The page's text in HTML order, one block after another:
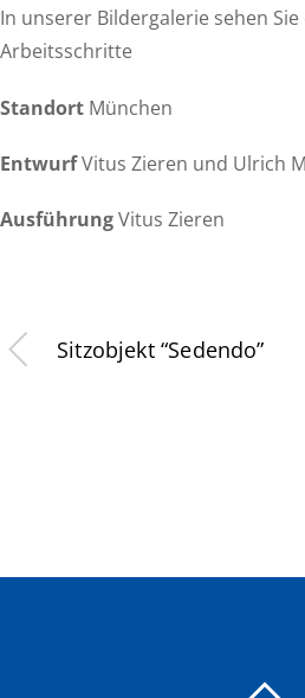
In unserer Bildergalerie sehen
Arbeitsschritte
Standort München
EntwurfVitus Zieren und Ulrich
AusführungVitus Zieren
Sitzobjekt “Sedendo”